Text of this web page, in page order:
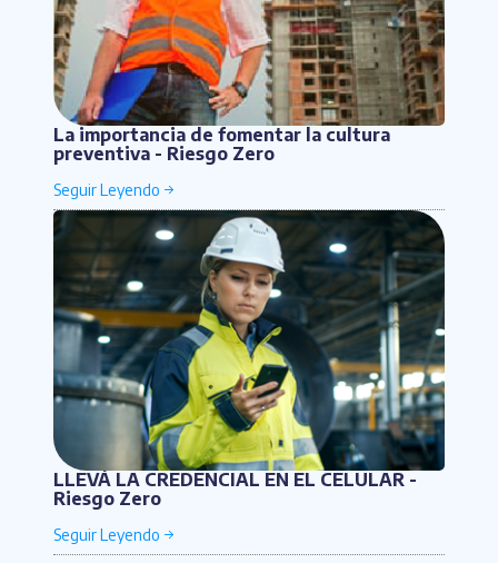
La importancia de fomentar la cultura
preventiva - Riesgo Zero
LLEVÁ LA CREDENCIAL EN EL CELULAR -
Riesgo Zero